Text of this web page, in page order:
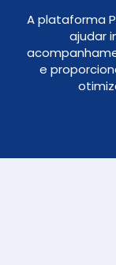
A plataforma
ajudar
e